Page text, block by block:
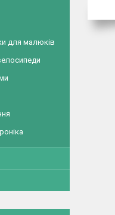
для малюків